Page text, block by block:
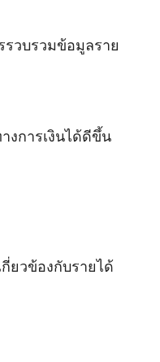
วบรวมข้อมูลราย
งการเงินได้ดีขึ้น
ยวข้องกับรายได้